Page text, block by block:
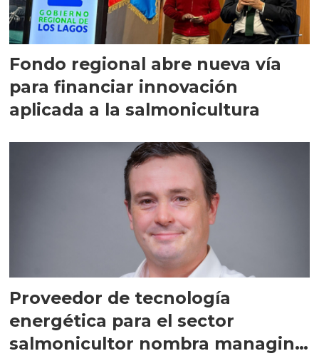
Fondo regional abre nueva vía
para financiar innovación
aplicada a la salmonicultura
Proveedor de tecnología
energética para el sector
salmonicultor nombra managing